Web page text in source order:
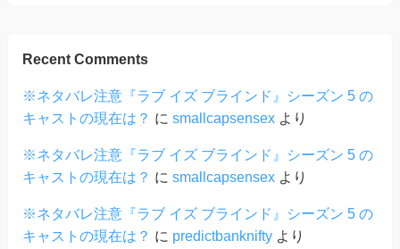
Recent Comments
※ネタバレ注意『ラブ イズ ブラインド』シーズン 5 の
キャストの現在は？ に smallcapsensexより
※ネタバレ注意『ラブ イズ ブラインド』シーズン 5 の
キャストの現在は？ に smallcapsensexより
※ネタバレ注意『ラブ イズ ブラインド』シーズン 5 の
キャストの現在は？ に predictbankniftyより